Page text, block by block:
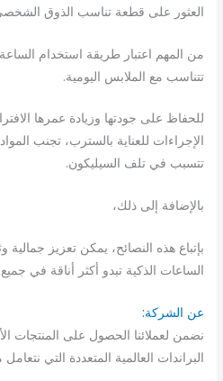
العثور على قطعة تناسب الذوق
من المهم اعتبار طريقة استخدام
تتناسب مع الملابس اليومية.
للحفاظ على جودتها وزيادة عمرها
الإجراءات للعناية بالسترب، تجنب
تتسبب في تلف السيليكون.
بالإضافة إلى ذلك،
بإتباع هذه النصائح، يمكن تعزيز
الساعات الذكية تبدو أكثر أناقة في
عن الشركة:
نضمن لعملائنا الحصول على المنتجات
البراندات العالمية المتعددة التي نتعامل